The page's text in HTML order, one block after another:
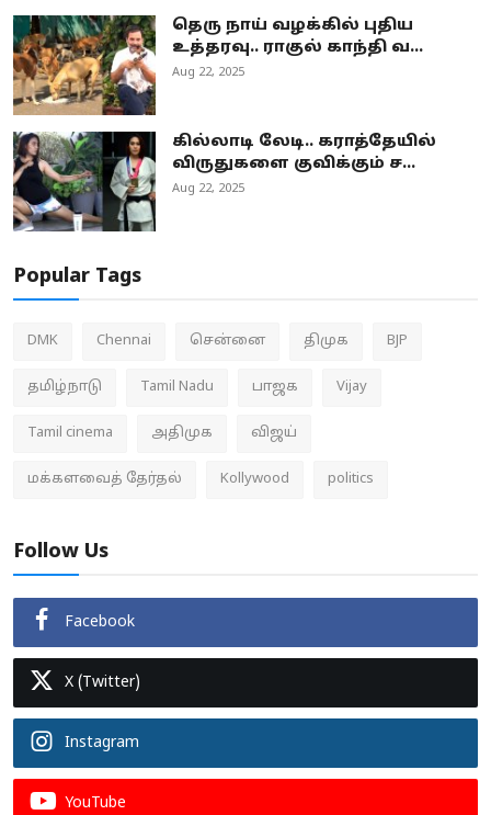
தெரு நாய் வழக்கில் புதிய
உத்தரவு.. ராகுல் காந்தி வ...
Aug 22, 2025
கில்லாடி லேடி.. கராத்தேயில்
விருதுகளை குவிக்கும் ச...
Aug 22, 2025
Popular Tags
DMK Chennai சென்னை திமுக BJP
தமிழ்நாடு Tamil Nadu பாஜக Vijay
Tamil cinema அதிமுக விஜய்
மக்களவைத் தேர்தல் Kollywood politics
Follow Us
Facebook
X (Twitter)
Instagram
YouTube